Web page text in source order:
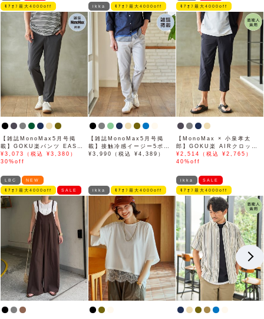
ﾓｱｵﾌ最大4000off
【雑誌MonoMax5月号掲
載】GOKU楽パンツ EASY
STRETCH 冷感アンクル
【接触冷感】「小泉孝太郎さ
¥3,073（税込 ¥3,380）
30%off
ikka ﾓｱｵﾌ最大4000off
【雑誌MonoMax5月号掲
載】接触冷感イージー5ポケ
ット
¥3,990（税込 ¥4,389）
ﾓｱｵﾌ最大4000off
【MonoMax × 小泉孝太
郎】GOKU楽 AIRクロップ
ドパンツ「小泉孝太郎さん着
用モデル」
¥2,514（税込 ¥2,765）
40%off
LBC NEW
ﾓｱｵﾌ最大4000off SALE ikka ﾓｱｵﾌ最大4000off
ikka SALE
ﾓｱｵﾌ最大4000off